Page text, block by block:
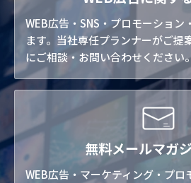
WEB広告・SNS・プロモーション
ます。当社専任プランナーがご提
にご相談・お問い合わせください
無料メールマガ
WEB広告・マーケティング・プロ